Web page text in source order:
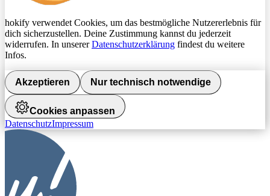
hokify verwendet Cookies, um das bestmögliche Nutzererlebnis für
dich sicherzustellen. Deine Zustimmung kannst du jederzeit
widerrufen. In unsererDatenschutzerklärung findest du weitere
Infos.
Akzeptieren Nur technisch notwendige
Cookies anpassen
DatenschutzImpressum